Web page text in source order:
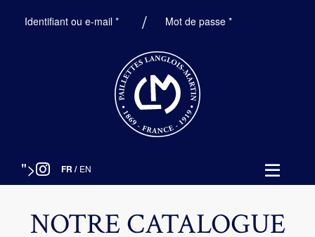
Identifiant ou e-mail *ObligatoireMot de passe*Obligatoire
"> FR / EN
NOTRE CATALOGUE